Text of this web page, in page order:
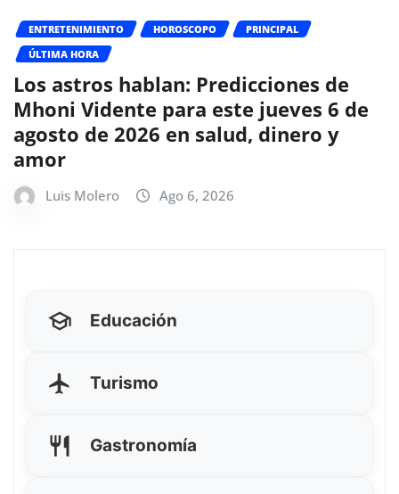
ENTRETENIMIENTO HOROSCOPO
PRINCIPAL
ÚLTIMA HORA
Los astros hablan: Predicciones de
Mhoni Vidente para este jueves 6 de
agosto de 2026 en salud, dinero y
amor
Luis Molero Ago 6, 2026
Educación
Turismo
Gastronomía